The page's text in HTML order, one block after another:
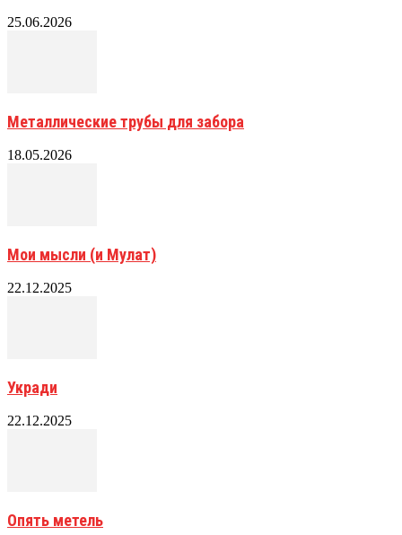
25.06.2026
Металлические трубы для забора
18.05.2026
Мои мысли (и Мулат)
22.12.2025
Укради
22.12.2025
Опять метель